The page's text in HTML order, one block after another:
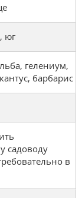
юг
гелениум,
барбарис
садоводу
в